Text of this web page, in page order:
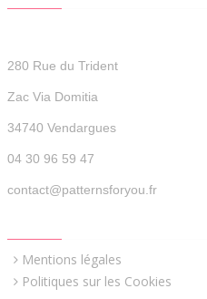
280 Rue du Trident
Zac Via Domitia
34740 Vendargues
04 30 96 59 47
contact@patternsforyou.fr
Mentions légales
Politiques sur les Cookies